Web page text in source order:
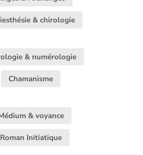
& chirologie
& numérologie
Chamanisme
& voyance
Roman Initiatique